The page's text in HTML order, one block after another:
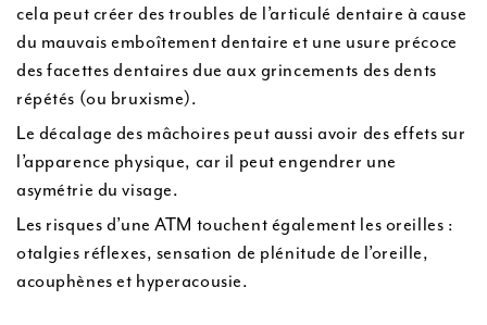
cela peut créer des troubles de l’articulé dentaire à cause
du mauvais emboîtement dentaire et une usure précoce
des facettes dentaires due aux grincements des dents
répétés (ou bruxisme).
Le décalage des mâchoires peut aussi avoir des effets sur
l’apparence physique, car il peut engendrer une
asymétrie du visage.
Les risques d’une ATM touchent également les oreilles :
otalgies réflexes, sensation de plénitude de l’oreille,
acouphènes et hyperacousie.